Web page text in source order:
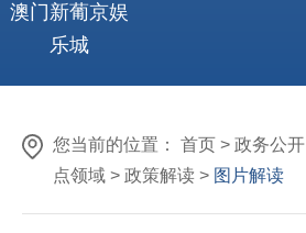
澳门新葡京娱
乐城
您当前的位置： 首页 > 政务公开
点领域 > 政策解读 > 图片解读